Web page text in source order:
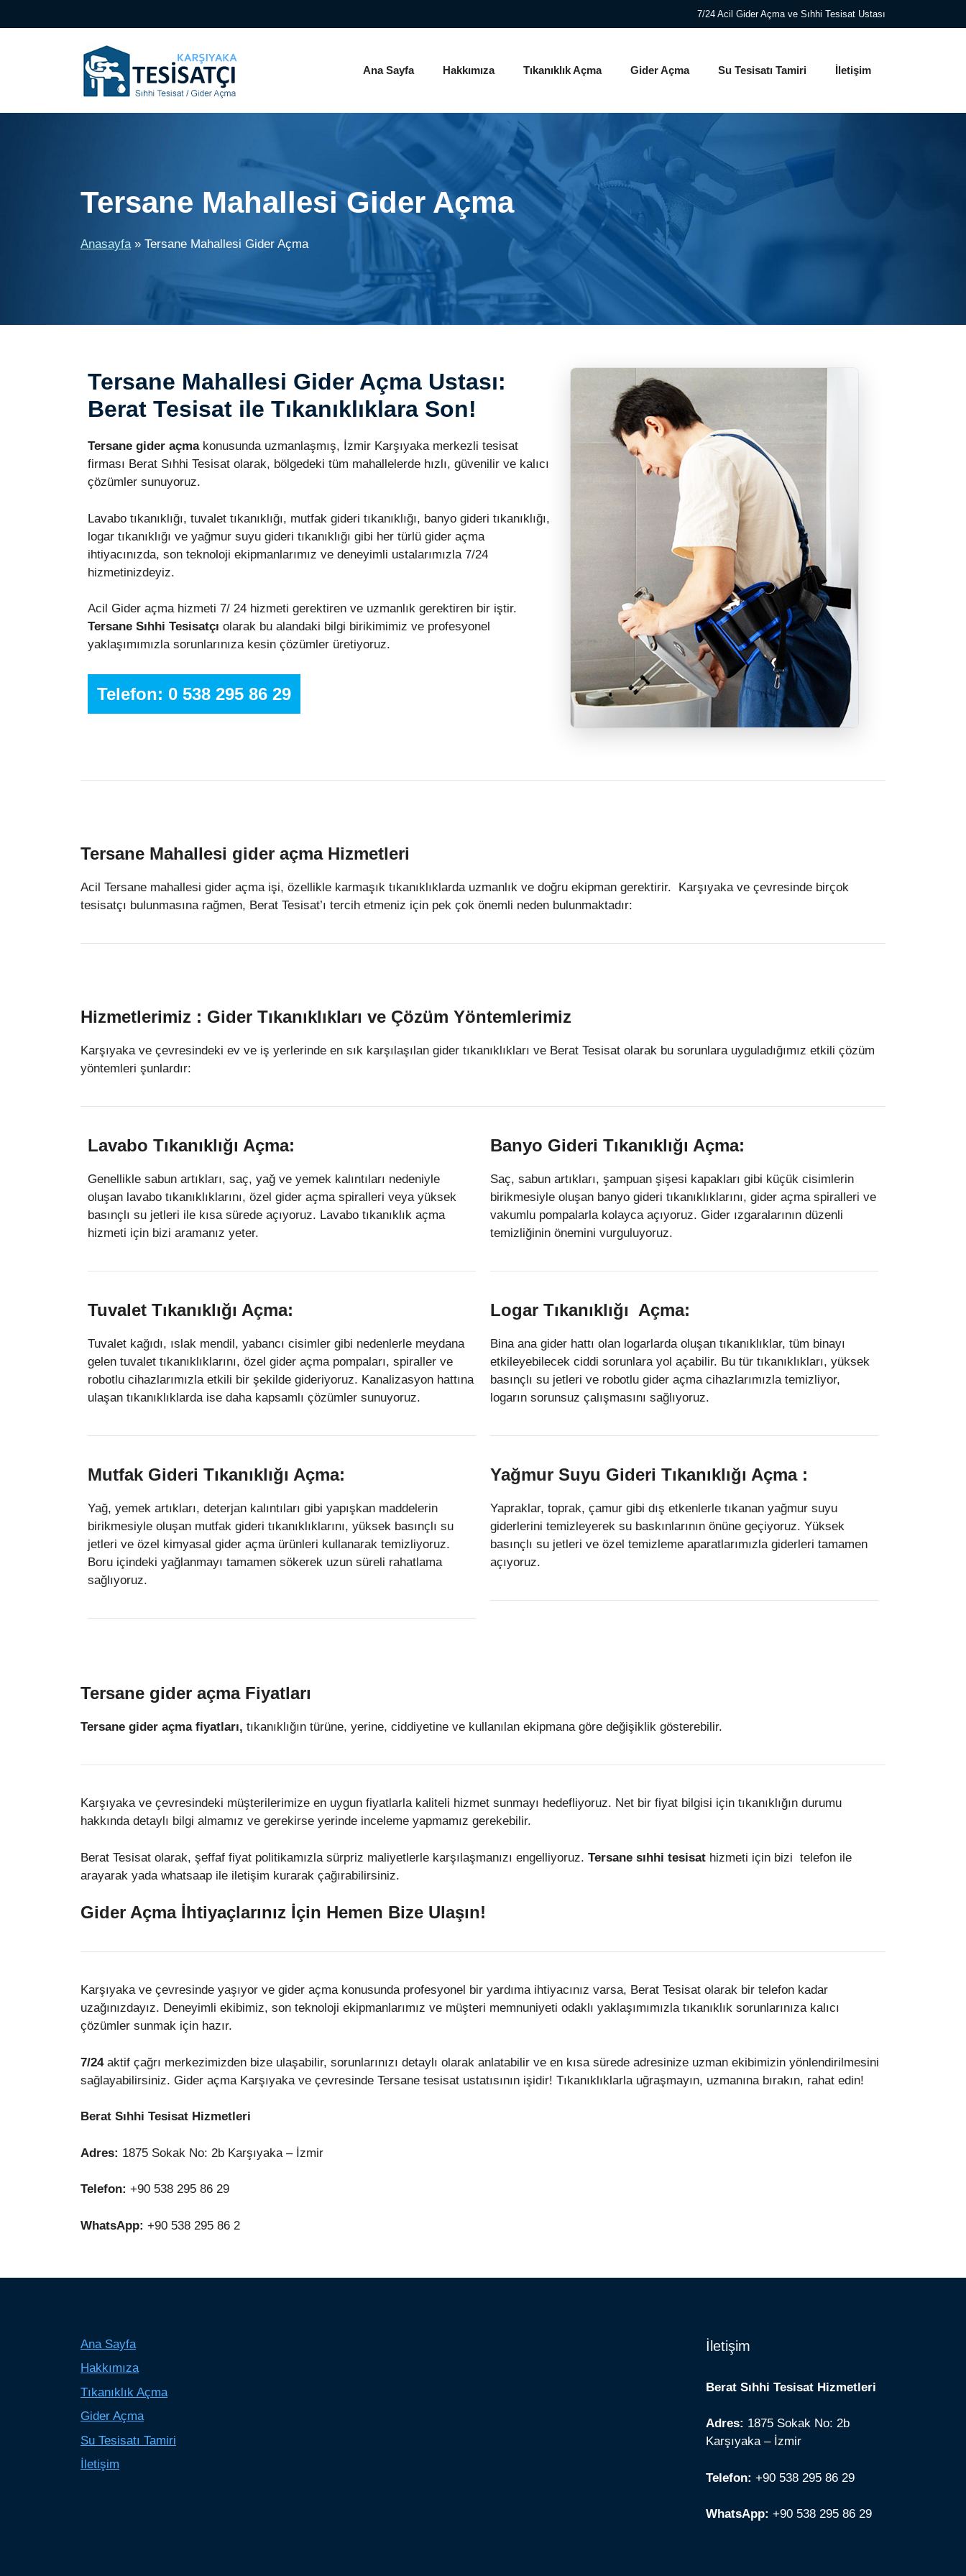
atla
7/24 Acil Gider Açma ve Sıhhi Tesisat Ustası
Ana Sayfa Hakkımıza Tıkanıklık Açma Gider Açma Su Tesisatı Tamiri İletişim
Tersane Mahallesi Gider Açma
Anasayfa» Tersane Mahallesi Gider Açma
Tersane Mahallesi Gider Açma Ustası:
Berat Tesisat ile Tıkanıklıklara Son!
Tersane gider açmakonusunda uzmanlaşmış, İzmir Karşıyaka merkezli tesisat
firması Berat Sıhhi Tesisat olarak, bölgedeki tüm mahallelerde hızlı, güvenilir ve kalıcı
çözümler sunuyoruz.
Lavabo tıkanıklığı, tuvalet tıkanıklığı, mutfak gideri tıkanıklığı, banyo gideri tıkanıklığı,
logar tıkanıklığı ve yağmur suyu gideri tıkanıklığı gibi her türlü gider açma
ihtiyacınızda, son teknoloji ekipmanlarımız ve deneyimli ustalarımızla 7/24
hizmetinizdeyiz.
Acil Gider açma hizmeti 7/ 24 hizmeti gerektiren ve uzmanlık gerektiren bir iştir.
Tersane Sıhhi Tesisatçı olarak bu alandaki bilgi birikimimiz ve profesyonel
yaklaşımımızla sorunlarınıza kesin çözümler üretiyoruz.
Telefon: 0 538 295 86 29
Tersane Mahallesi gider açma Hizmetleri
Acil Tersane mahallesi gider açma işi, özellikle karmaşık tıkanıklıklarda uzmanlık ve doğru ekipman gerektirir. Karşıyaka ve çevresinde birçok
tesisatçı bulunmasına rağmen, Berat Tesisat’ı tercih etmeniz için pek çok önemli neden bulunmaktadır:
Hizmetlerimiz : Gider Tıkanıklıkları ve Çözüm Yöntemlerimiz
Karşıyaka ve çevresindeki ev ve iş yerlerinde en sık karşılaşılan gider tıkanıklıkları ve Berat Tesisat olarak bu sorunlara uyguladığımız etkili çözüm
yöntemleri şunlardır:
Lavabo Tıkanıklığı Açma:
Genellikle sabun artıkları, saç, yağ ve yemek kalıntıları nedeniyle
oluşan lavabo tıkanıklıklarını, özel gider açma spiralleri veya yüksek
basınçlı su jetleri ile kısa sürede açıyoruz. Lavabo tıkanıklık açma
hizmeti için bizi aramanız yeter.
Tuvalet Tıkanıklığı Açma:
Tuvalet kağıdı, ıslak mendil, yabancı cisimler gibi nedenlerle meydana
gelen tuvalet tıkanıklıklarını, özel gider açma pompaları, spiraller ve
robotlu cihazlarımızla etkili bir şekilde gideriyoruz. Kanalizasyon hattına
ulaşan tıkanıklıklarda ise daha kapsamlı çözümler sunuyoruz.
Mutfak Gideri Tıkanıklığı Açma:
Yağ, yemek artıkları, deterjan kalıntıları gibi yapışkan maddelerin
birikmesiyle oluşan mutfak gideri tıkanıklıklarını, yüksek basınçlı su
jetleri ve özel kimyasal gider açma ürünleri kullanarak temizliyoruz.
Boru içindeki yağlanmayı tamamen sökerek uzun süreli rahatlama
sağlıyoruz.
Banyo Gideri Tıkanıklığı Açma:
Saç, sabun artıkları, şampuan şişesi kapakları gibi küçük cisimlerin
birikmesiyle oluşan banyo gideri tıkanıklıklarını, gider açma spiralleri ve
vakumlu pompalarla kolayca açıyoruz. Gider ızgaralarının düzenli
temizliğinin önemini vurguluyoruz.
Logar Tıkanıklığı Açma:
Bina ana gider hattı olan logarlarda oluşan tıkanıklıklar, tüm binayı
etkileyebilecek ciddi sorunlara yol açabilir. Bu tür tıkanıklıkları, yüksek
basınçlı su jetleri ve robotlu gider açma cihazlarımızla temizliyor,
logarın sorunsuz çalışmasını sağlıyoruz.
Yağmur Suyu Gideri Tıkanıklığı Açma :
Yapraklar, toprak, çamur gibi dış etkenlerle tıkanan yağmur suyu
giderlerini temizleyerek su baskınlarının önüne geçiyoruz. Yüksek
basınçlı su jetleri ve özel temizleme aparatlarımızla giderleri tamamen
açıyoruz.
Tersane gider açma Fiyatları
Tersane gider açma fiyatları, tıkanıklığın türüne, yerine, ciddiyetine ve kullanılan ekipmana göre değişiklik gösterebilir.
Karşıyaka ve çevresindeki müşterilerimize en uygun fiyatlarla kaliteli hizmet sunmayı hedefliyoruz. Net bir fiyat bilgisi için tıkanıklığın durumu
hakkında detaylı bilgi almamız ve gerekirse yerinde inceleme yapmamız gerekebilir.
Berat Tesisat olarak, şeffaf fiyat politikamızla sürpriz maliyetlerle karşılaşmanızı engelliyoruz. Tersane sıhhi tesisat hizmeti için bizi telefon ile
arayarak yada whatsaap ile iletişim kurarak çağırabilirsiniz.
Gider Açma İhtiyaçlarınız İçin Hemen Bize Ulaşın!
Karşıyaka ve çevresinde yaşıyor ve gider açma konusunda profesyonel bir yardıma ihtiyacınız varsa, Berat Tesisat olarak bir telefon kadar
uzağınızdayız. Deneyimli ekibimiz, son teknoloji ekipmanlarımız ve müşteri memnuniyeti odaklı yaklaşımımızla tıkanıklık sorunlarınıza kalıcı
çözümler sunmak için hazır.
7/24aktif çağrı merkezimizden bize ulaşabilir, sorunlarınızı detaylı olarak anlatabilir ve en kısa sürede adresinize uzman ekibimizin yönlendirilmesini
sağlayabilirsiniz. Gider açma Karşıyaka ve çevresinde Tersane tesisat ustatısının işidir! Tıkanıklıklarla uğraşmayın, uzmanına bırakın, rahat edin!
Berat Sıhhi Tesisat Hizmetleri
Adres: 1875 Sokak No: 2b Karşıyaka – İzmir
Telefon: +90 538 295 86 29
WhatsApp: +90 538 295 86 2
Ana Sayfa
Hakkımıza
Tıkanıklık Açma
Gider Açma
Su Tesisatı Tamiri
İletişim
İletişim
Berat Sıhhi Tesisat Hizmetleri
Adres: 1875 Sokak No: 2b
Karşıyaka – İzmir
Telefon: +90 538 295 86 29
WhatsApp: +90 538 295 86 29